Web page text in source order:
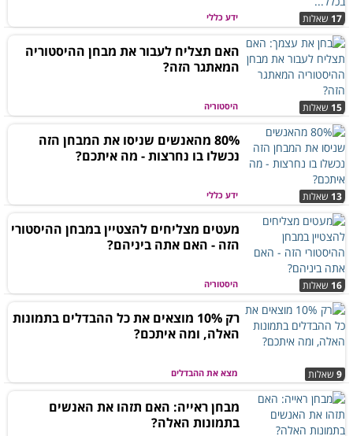
ידע כללי 17 שאלות
היסטוריה 15 שאלות
האם תצליח לעבור את מבחן ההיסטוריה
המאתגר הזה?
ידע כללי 13 שאלות
80% מהאנשים שניסו את המבחן הזה
נכשלו בו נחרצות - מה איתכם?
היסטוריה 16 שאלות
מעטים מצליחים להצטיין במבחן ההיסטורי
הזה - האם אתה ביניהם?
מצא את ההבדלים 9 שאלות
רק 10% מוצאים את כל ההבדלים בתמונות
האלה, ומה איתכם?
מבחן ראייה: האם תזהו את האנשים
בתמונות האלה?